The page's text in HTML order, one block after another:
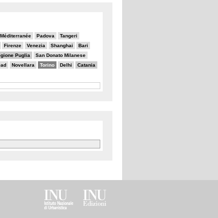
Padova Tangeri
Firenze Venezia Shanghai Bari
Puglia San Donato Milanese
Novellara Torino Delhi Catania